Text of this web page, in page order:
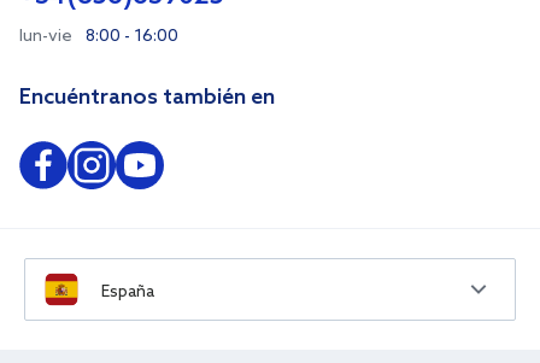
lun-vie 8:00 - 16:00
Encuéntranos también en
España